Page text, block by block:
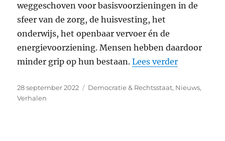
weggeschoven voor basisvoorzieningen in de
sfeer van de zorg, de huisvesting, het
onderwijs, het openbaar vervoer én de
energievoorziening. Mensen hebben daardoor
minder grip op hun bestaan.Lees verder“Het
Geplaatst
op
28 september 2022 Categorieën
Democratie & Rechtsstaat, Nieuws,
Verhalen